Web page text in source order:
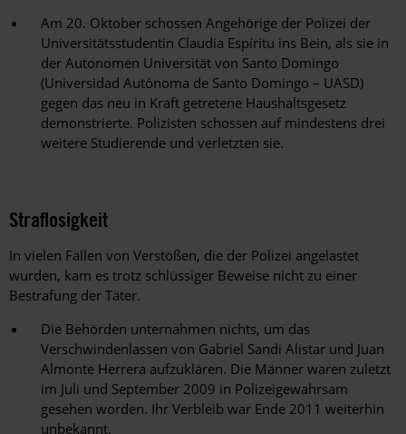
Am 20. Oktober schossen Angehörige der Polizei der
Universitätsstudentin Claudia Espíritu ins Bein, als sie in
der Autonomen Universität von Santo Domingo
(Universidad Autónoma de Santo Domingo – UASD)
gegen das neu in Kraft getretene Haushaltsgesetz
demonstrierte. Polizisten schossen auf mindestens drei
weitere Studierende und verletzten sie.
Straflosigkeit
In vielen Fällen von Verstößen, die der Polizei angelastet
wurden, kam es trotz schlüssiger Beweise nicht zu einer
Bestrafung der Täter.
Die Behörden unternahmen nichts, um das
Verschwindenlassen von Gabriel Sandi Alistar und Juan
Almonte Herrera aufzuklären. Die Männer waren zuletzt
im Juli und September 2009 in Polizeigewahrsam
gesehen worden. Ihr Verbleib war Ende 2011 weiterhin
unbekannt.